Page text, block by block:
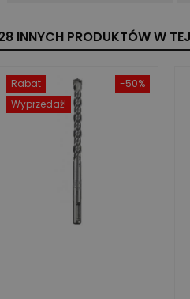
INNYCH PRODUKTÓW W
-50%
Rabat
Wyprzedaż!